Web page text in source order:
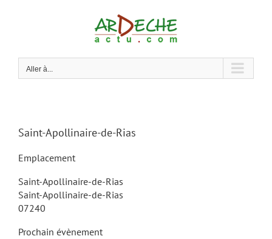
Aller à...
Saint-Apollinaire-de-Rias
Emplacement
Saint-Apollinaire-de-Rias
Saint-Apollinaire-de-Rias
07240
Prochain évènement